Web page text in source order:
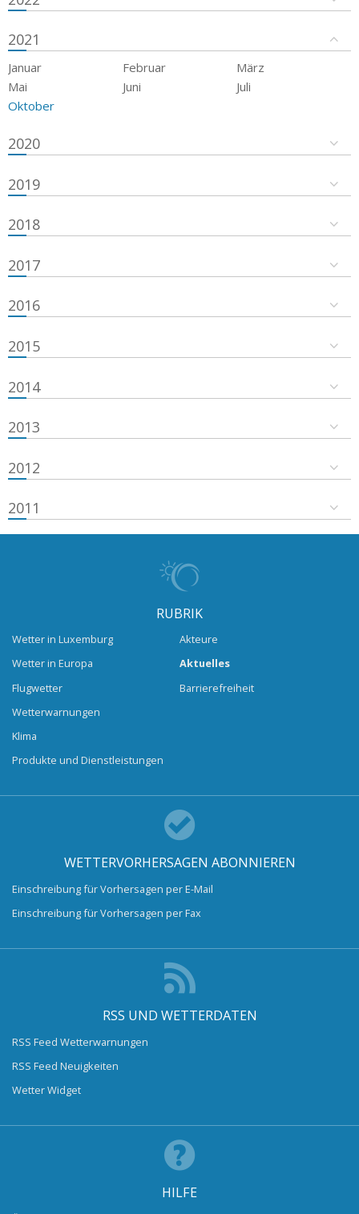
2021
Januar Februar
März
Mai
Juni
Juli
Oktober
2020
2019
2018
2017
2016
2015
2014
2013
2012
2011
RUBRIK
Wetter in Luxemburg
Wetter in Europa
Flugwetter
Wetterwarnungen
Klima
Produkte und Dienstleistungen
Akteure
Aktuelles
Barrierefreiheit
WETTERVORHERSAGEN ABONNIEREN
Einschreibung für Vorhersagen per E-Mail
Einschreibung für Vorhersagen per Fax
RSS UND WETTERDATEN
RSS Feed Wetterwarnungen
RSS Feed Neuigkeiten
Wetter Widget
HILFE